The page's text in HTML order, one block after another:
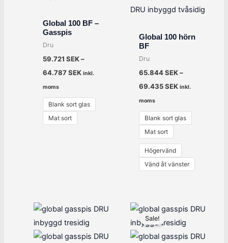
Global 100 BF –
Gasspis
Dru
59.721 SEK–
64.787SEK inkl.
moms
Blank sort glas
Mat sort
Global 100 hörn
BF
Dru
65.844SEK–
69.435SEK inkl.
moms
Blank sort glas
Mat sort
Högervänd
Vänd åt vänster
Sale!
Det
ursprungliga
priset
var:
43.995 SEK.
Det
nuvarande
priset
är:
35.196 SEK.